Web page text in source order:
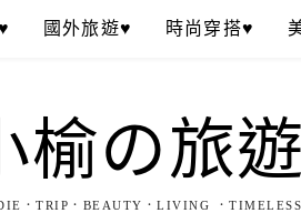
國外旅遊♥ 時尚穿搭♥
榆の旅
．TRIP．BEAUTY．LIVING ．TIMELESS